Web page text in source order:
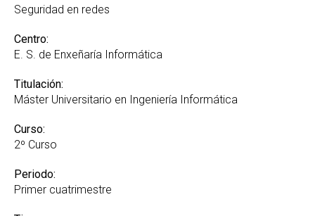
Seguridad en redes
Centro:
E. S. de Enxeñaría Informática
Titulación:
Máster Universitario en Ingeniería Informática
Curso:
2º Curso
Periodo:
Primer cuatrimestre